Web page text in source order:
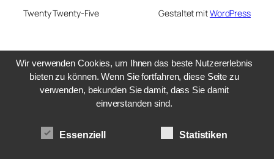
Twenty Twenty-Five Gestaltet mitWordPress
Wir verwenden Cookies, um Ihnen das beste Nutzererlebnis
bieten zu können. Wenn Sie fortfahren, diese Seite zu
verwenden, bekunden Sie damit, dass Sie damit
einverstanden sind.
Essenziell Statistiken